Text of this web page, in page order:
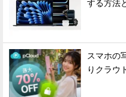
する方法
スマホの
りクラウ